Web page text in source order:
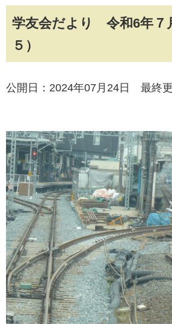
学友会だより 令和6年７
５）
公開日：2024年07月24日 最終